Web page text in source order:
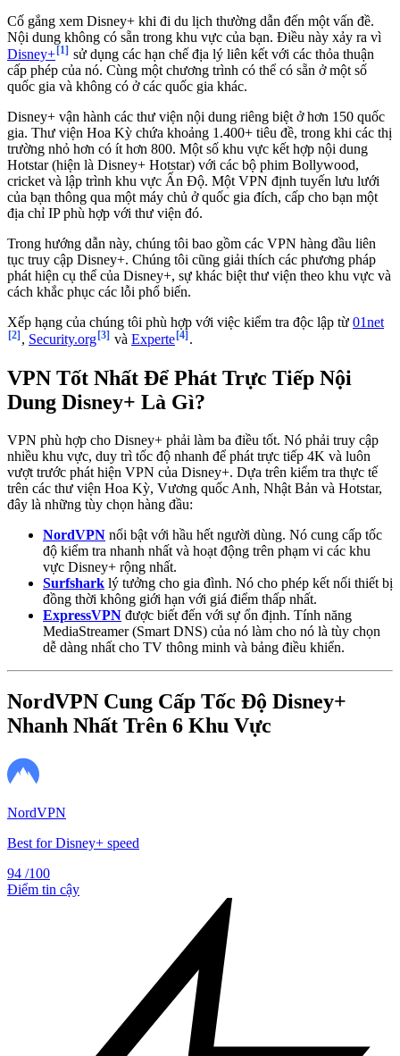
Cố gắng xem Disney+ khi đi du lịch thường dẫn đến một vấn đề.
Nội dung không có sẵn trong khu vực của bạn. Điều này xảy ra vì
Disney+ [1] sử dụng các hạn chế địa lý liên kết với các thỏa thuận
cấp phép của nó. Cùng một chương trình có thể có sẵn ở một số
quốc gia và không có ở các quốc gia khác.
Disney+ vận hành các thư viện nội dung riêng biệt ở hơn 150 quốc
gia. Thư viện Hoa Kỳ chứa khoảng 1.400+ tiêu đề, trong khi các thị
trường nhỏ hơn có ít hơn 800. Một số khu vực kết hợp nội dung
Hotstar (hiện là Disney+ Hotstar) với các bộ phim Bollywood,
cricket và lập trình khu vực Ấn Độ. Một VPN định tuyến lưu lưới
của bạn thông qua một máy chủ ở quốc gia đích, cấp cho bạn một
địa chỉ IP phù hợp với thư viện đó.
Trong hướng dẫn này, chúng tôi bao gồm các VPN hàng đầu liên
tục truy cập Disney+. Chúng tôi cũng giải thích các phương pháp
phát hiện cụ thể của Disney+, sự khác biệt thư viện theo khu vực và
cách khắc phục các lỗi phổ biến.
Xếp hạng của chúng tôi phù hợp với việc kiểm tra độc lập từ 01net
[2] , Security.org [3] và Experte [4] .
VPN Tốt Nhất Để Phát Trực Tiếp Nội
Dung Disney+ Là Gì?
VPN phù hợp cho Disney+ phải làm ba điều tốt. Nó phải truy cập
nhiều khu vực, duy trì tốc độ nhanh để phát trực tiếp 4K và luôn
vượt trước phát hiện VPN của Disney+. Dựa trên kiểm tra thực tế
trên các thư viện Hoa Kỳ, Vương quốc Anh, Nhật Bản và Hotstar,
đây là những tùy chọn hàng đầu:
NordVPN nổi bật với hầu hết người dùng. Nó cung cấp tốc
độ kiểm tra nhanh nhất và hoạt động trên phạm vi các khu
vực Disney+ rộng nhất.
Surfshark lý tưởng cho gia đình. Nó cho phép kết nối thiết bị
đồng thời không giới hạn với giá điểm thấp nhất.
ExpressVPN được biết đến với sự ổn định. Tính năng
MediaStreamer (Smart DNS) của nó làm cho nó là tùy chọn
dễ dàng nhất cho TV thông minh và bảng điều khiển.
NordVPN Cung Cấp Tốc Độ Disney+
Nhanh Nhất Trên 6 Khu Vực
NordVPN
Best for Disney+ speed
94 /100
Điểm tin cậy